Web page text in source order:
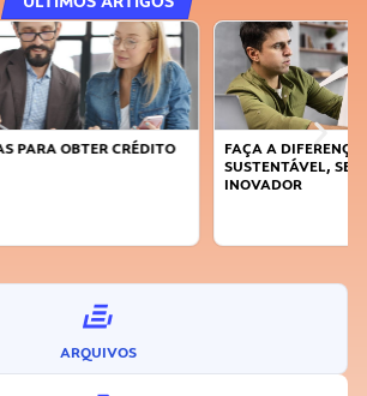
FAÇA A DIFERENÇA: SEJA
SUSTENTÁVEL, SEJA
ARQUIVOS